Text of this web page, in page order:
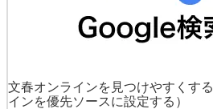
文春オンラインを見つけやすくする
インを優先ソースに設定する）